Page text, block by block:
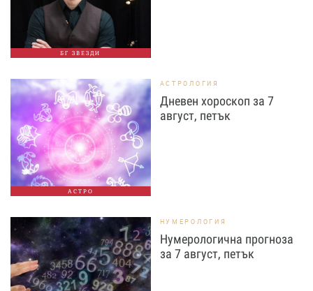
БГ ЗВЕЗДИ
АСТРО
АСТРОЛОГИЯ
Дневен хороскоп за 7
август, петък
НУМЕРОЛОГИЯ
Нумерологична прогноза
за 7 август, петък